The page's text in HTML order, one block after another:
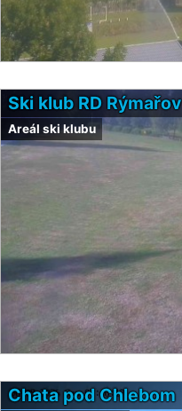
Ski klub RD Rýmařov
Areál ski klubu
Chata pod Chlebom